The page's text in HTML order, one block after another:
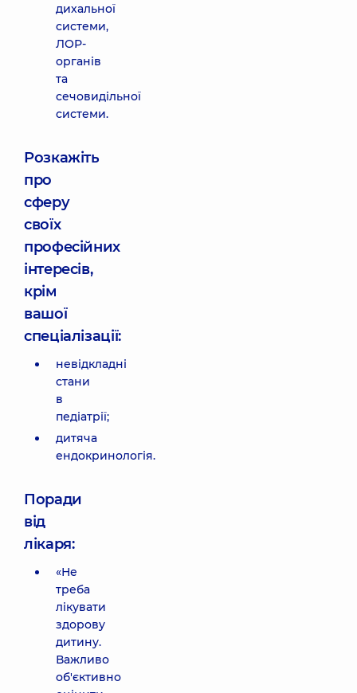
дихальної
системи,
ЛОР-
органів
та
сечовидільної
системи.
Розкажіть
про
сферу
своїх
професійних
інтересів,
крім
вашої
спеціалізації:
невідкладні
стани
в
педіатрії;
дитяча
ендокринологія.
Поради
від
лікаря:
«Не
треба
лікувати
здорову
дитину.
Важливо
об'єктивно